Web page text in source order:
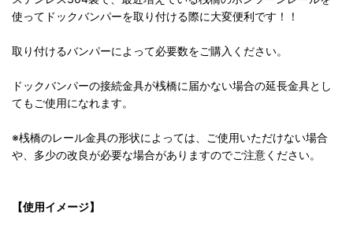
使ってドックバンパーを取り付ける際に大変便利です！！
取り付けるバンパーによって必要数をご購入ください。
ドックバンパーの接続金具が桟橋に届かない場合の延長金具とし
てもご使用になれます。
※桟橋のレール金具の形状によっては、ご使用いただけない場合
や、多少の改良が必要な場合がありますのでご注意ください。
【使用イメージ】